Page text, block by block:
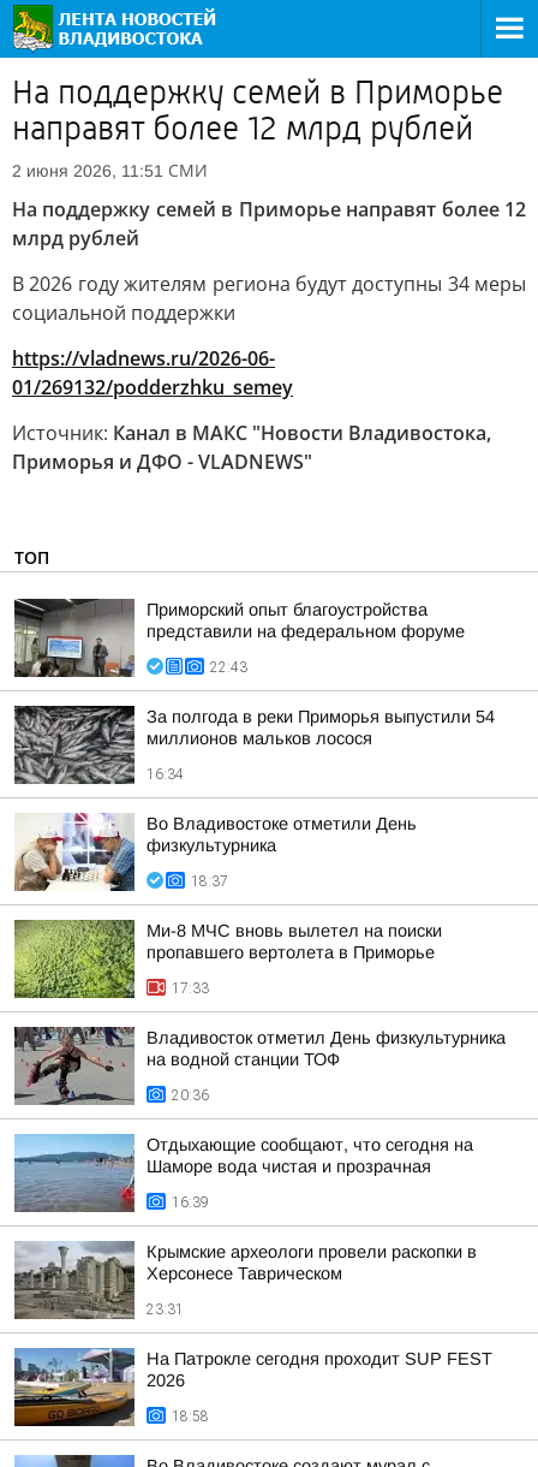
На поддержку семей в Приморье
направят более 12 млрд рублей
2 июня 2026, 11:51 СМИ
На поддержку семей в Приморье направят более 12
млрд рублей
В 2026 году жителям региона будут доступны 34 меры
социальной поддержки
https://vladnews.ru/2026-06-
01/269132/podderzhku_semey
Источник: Канал в МАКС "Новости Владивостока,
Приморья и ДФО - VLADNEWS"
ТОП
Приморский опыт благоустройства
представили на федеральном форуме
22:43
За полгода в реки Приморья выпустили 54
миллионов мальков лосося
16:34
Во Владивостоке отметили День
физкультурника
18:37
Ми-8 МЧС вновь вылетел на поиски
пропавшего вертолета в Приморье
17:33
Владивосток отметил День физкультурника
на водной станции ТОФ
20:36
Отдыхающие сообщают, что сегодня на
Шаморе вода чистая и прозрачная
16:39
Крымские археологи провели раскопки в
Херсонесе Таврическом
23:31
На Патрокле сегодня проходит SUP FEST
2026
18:58